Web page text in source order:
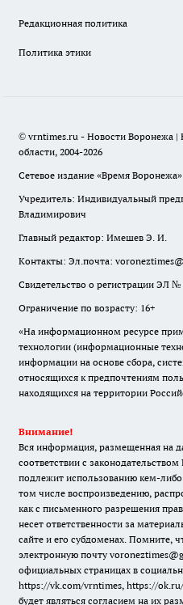
Редакционная политика
Политика этики
© vrntimes.ru - Новости Воронежа |
области, 2004-2026
Сетевое издание «Время Воронежа»
Учредитель: Индивидуальный
Владимирович
Главный редактор: Имешев Э. И.
Контакты: Эл.почта:
Свидетельство о регистрации ЭЛ №
Ограничение по возрасту: 16+
«На информационном ресурсе
технологии (информационные
информации на основе сбора,
относящихся к предпочтениям
находящихся на территории
Внимание!
Вся информация, размещенная на
соответствии с
подлежит использованию кем-
том числе воспроизведению,
как с письменного разрешения
несет ответственности за
сайте и его субдоменах. Помните,
электронную почту
официальных страницах в
https://vk.com/vrntimes, https://
будет являться согласием на их